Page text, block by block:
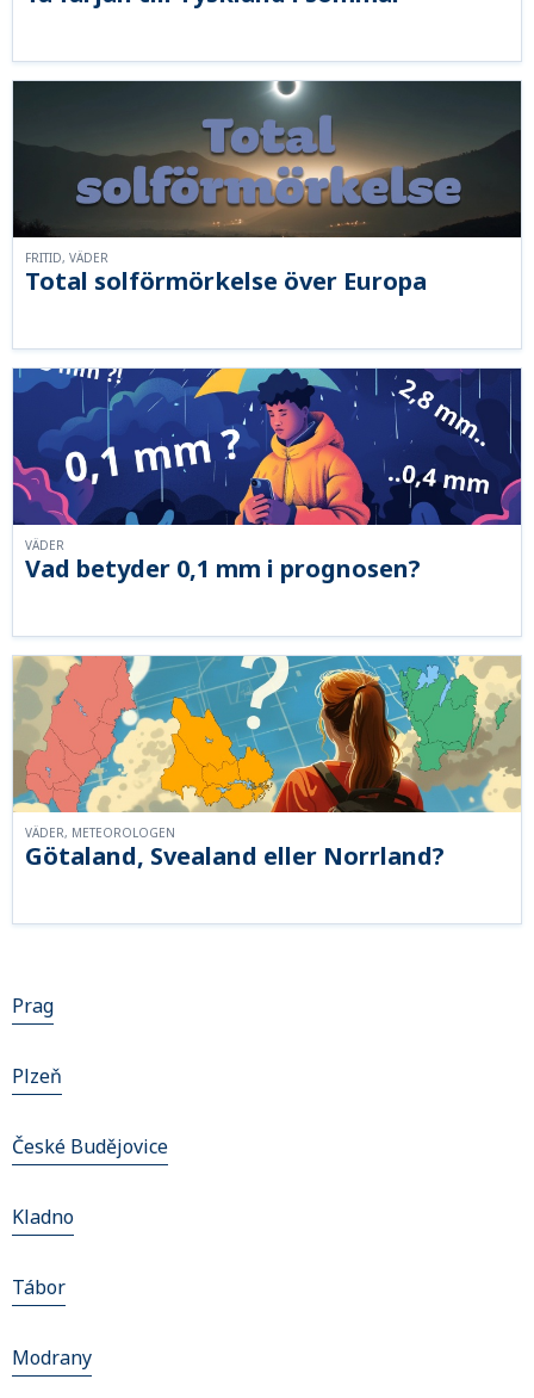
Total solförmörkelse över Europa
FRITID, VÄDER
Vad betyder 0,1 mm i prognosen?
VÄDER
Götaland, Svealand eller Norrland?
VÄDER, METEOROLOGEN
Prag
Plzeň
České Budějovice
Kladno
Tábor
Modrany